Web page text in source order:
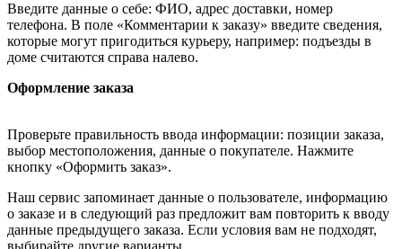
Введите данные о себе: ФИО, адрес доставки, номер
телефона. В поле «Комментарии к заказу» введите сведения,
которые могут пригодиться курьеру, например: подъезды в
доме считаются справа налево.
Оформление заказа
Проверьте правильность ввода информации: позиции заказа,
выбор местоположения, данные о покупателе. Нажмите
кнопку «Оформить заказ».
Наш сервис запоминает данные о пользователе, информацию
о заказе и в следующий раз предложит вам повторить к вводу
данные предыдущего заказа. Если условия вам не подходят,